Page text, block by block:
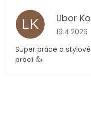
LK Libor
19.4.2026
Super práce a
prací 👍
Z